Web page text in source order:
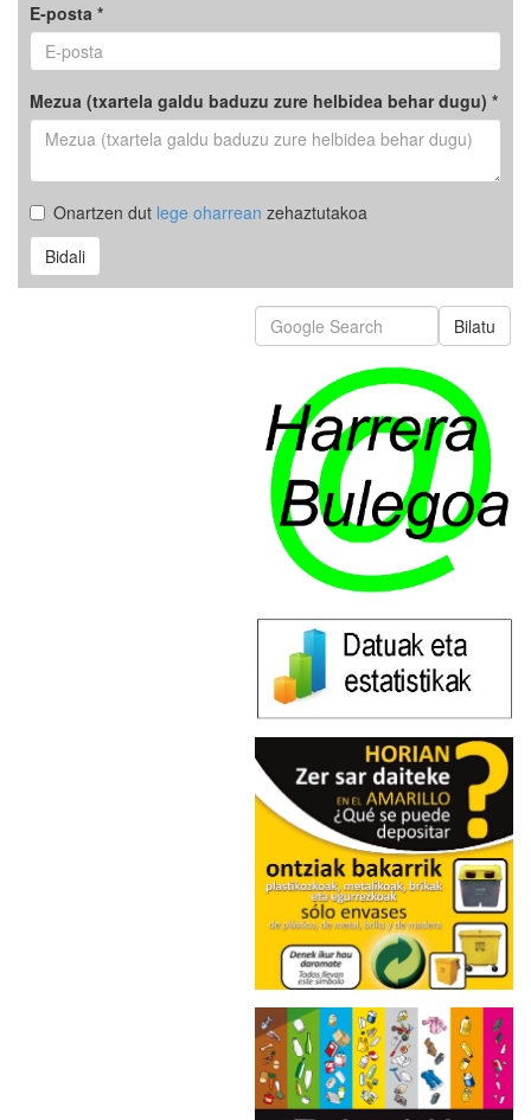
E-posta *
Mezua (txartela galdu baduzu zure helbidea behar dugu) *
Onartzen dut lege oharrean zehaztutakoa
Bidali
Bilatu